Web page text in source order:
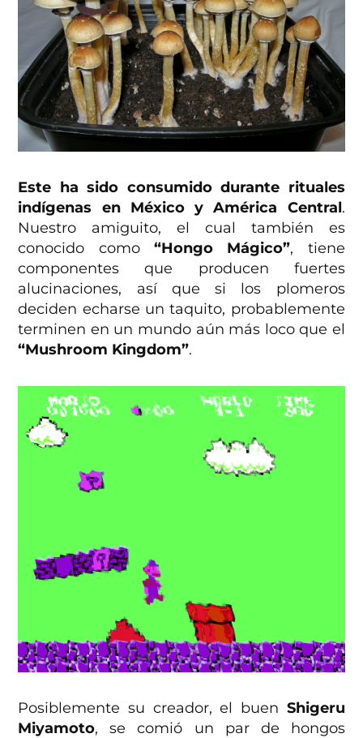
Este ha sido consumido durante rituales
indígenas en México y América Central.
Nuestro amiguito, el cual también es
conocido como “Hongo Mágico”, tiene
componentes que producen fuertes
alucinaciones, así que si los plomeros
deciden echarse un taquito, probablemente
terminen en un mundo aún más loco que el
“Mushroom Kingdom”.
Posiblemente su creador, el buen Shigeru
Miyamoto, se comió un par de hongos